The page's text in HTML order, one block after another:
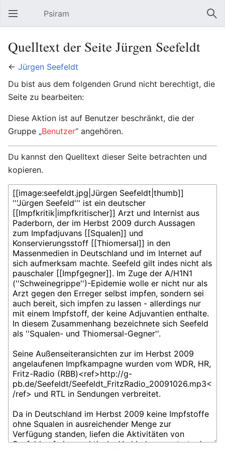
Hauptmenü öffnen Psiram
Quelltext der Seite Jürgen Seefeldt
← Jürgen Seefeldt
Du bist aus dem folgenden Grund nicht berechtigt, die
Seite zu bearbeiten:
Diese Aktion ist auf Benutzer beschränkt, die der
Gruppe „Benutzer“ angehören.
Du kannst den Quelltext dieser Seite betrachten und
kopieren.